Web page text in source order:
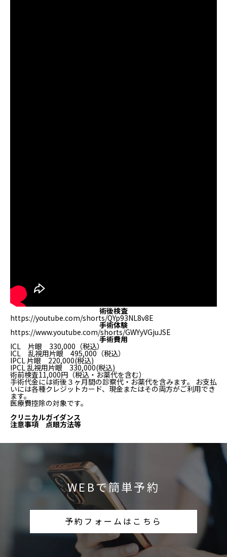
術後検査
https://youtube.com/shorts/QYp93NL8v8E
手術体験
https://www.youtube.com/shorts/GWYyVGjuJSE
手術費用
ICL 片眼 330,000（税込）
ICL 乱視用片眼 495,000（税込）
IPCL 片眼 220,000(税込)
IPCL 乱視用片眼 330,000(税込)
術前検査11,000円（税込・お薬代を含む）
手術代金には術後３ヶ月間の診察代・お薬代を含みます。 お支払
いには各種クレジットカード、現金またはその両方がご利用でき
ます。
医療費控除の対象です。
クリニカルガイダンス
注意事項 点眼方法等
WEBで簡単予約
予約フォームはこちら